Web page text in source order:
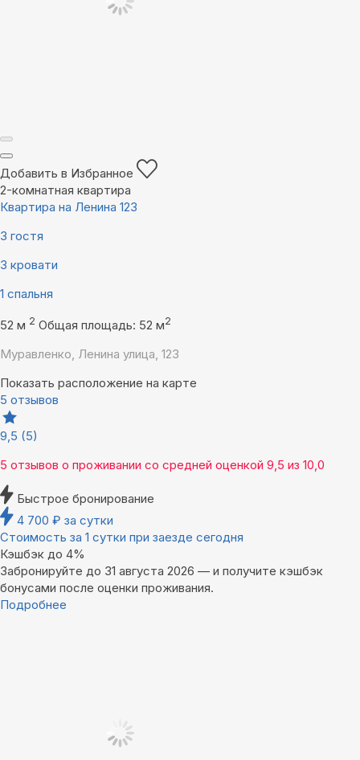
Добавить в Избранное
2-комнатная квартира
Квартира на Ленина 123
3 гостя
3 кровати
1 спальня
52 м 2 Общая площадь: 52 м2
Муравленко, Ленина улица, 123
Показать расположение на карте
5 отзывов
9,5 (5)
5 отзывов о проживании со средней оценкой 9,5 из 10,0
Быстрое бронирование
4 700 ₽ за сутки
Стоимость за 1 сутки при заезде сегодня
Кэшбэк до 4%
Забронируйте до 31 августа 2026 — и получите кэшбэк
бонусами после оценки проживания.
Подробнее